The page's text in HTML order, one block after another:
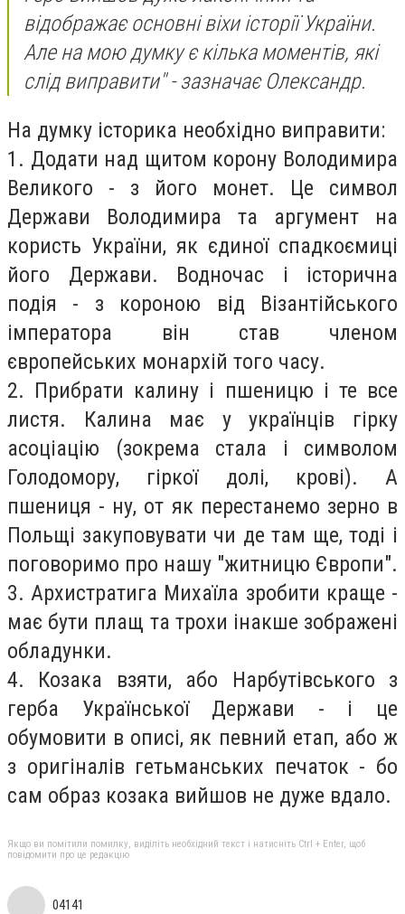
відображає основні віхи історії України.
Але на мою думку є кілька моментів, які
слід виправити" - зазначає Олександр.
На думку історика необхідно виправити:
1. Додати над щитом корону Володимира
Великого - з його монет. Це символ
Держави Володимира та аргумент на
користь України, як єдиної спадкоємиці
його Держави. Водночас і історична
подія - з короною від Візантійського
імператора він став членом
європейських монархій того часу.
2. Прибрати калину і пшеницю і те все
листя. Калина має у українців гірку
асоціацію (зокрема стала і символом
Голодомору, гіркої долі, крові). А
пшениця - ну, от як перестанемо зерно в
Польщі закуповувати чи де там ще, тоді і
поговоримо про нашу "житницю Європи".
3. Архистратига Михаїла зробити краще -
має бути плащ та трохи інакше зображені
обладунки.
4. Козака взяти, або Нарбутівського з
герба Української Держави - і це
обумовити в описі, як певний етап, або ж
з оригіналів гетьманських печаток - бо
сам образ козака вийшов не дуже вдало.
Якщо ви помітили помилку, виділіть необхідний текст і натисніть Ctrl + Enter, щоб
повідомити про це редакцію
04141